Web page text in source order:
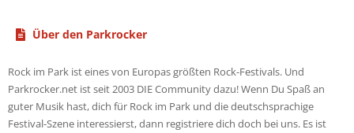
Über den Parkrocker
Rock im Park ist eines von Europas größten Rock-Festivals. Und
Parkrocker.net ist seit 2003 DIE Community dazu! Wenn Du Spaß an
guter Musik hast, dich für Rock im Park und die deutschsprachige
Festival-Szene interessierst, dann registriere dich doch bei uns. Es ist